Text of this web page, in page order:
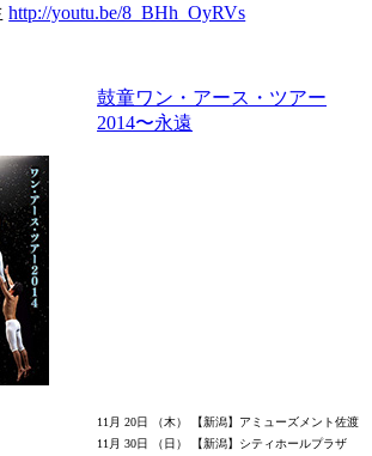
http://youtu.be/8_BHh_OyRVs
鼓童ワン・アース・ツアー
2014〜永遠
11月 20日 （木） 【新潟】アミューズメント佐渡
11月 30日 （日） 【新潟】シティホールプラザ